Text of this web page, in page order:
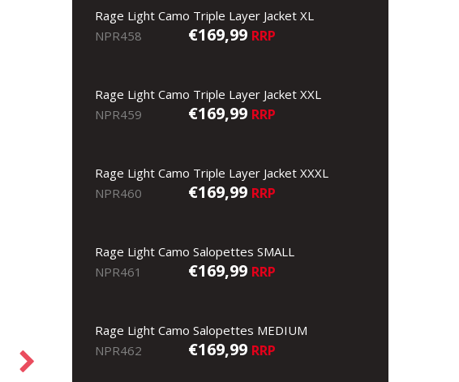
Rage Light Camo Triple Layer Jacket XL
NPR458
€169,99 RRP
Rage Light Camo Triple Layer Jacket XXL
NPR459
€169,99 RRP
Rage Light Camo Triple Layer Jacket XXXL
NPR460
€169,99 RRP
Rage Light Camo Salopettes SMALL
NPR461
€169,99 RRP
Rage Light Camo Salopettes MEDIUM
NPR462
€169,99 RRP